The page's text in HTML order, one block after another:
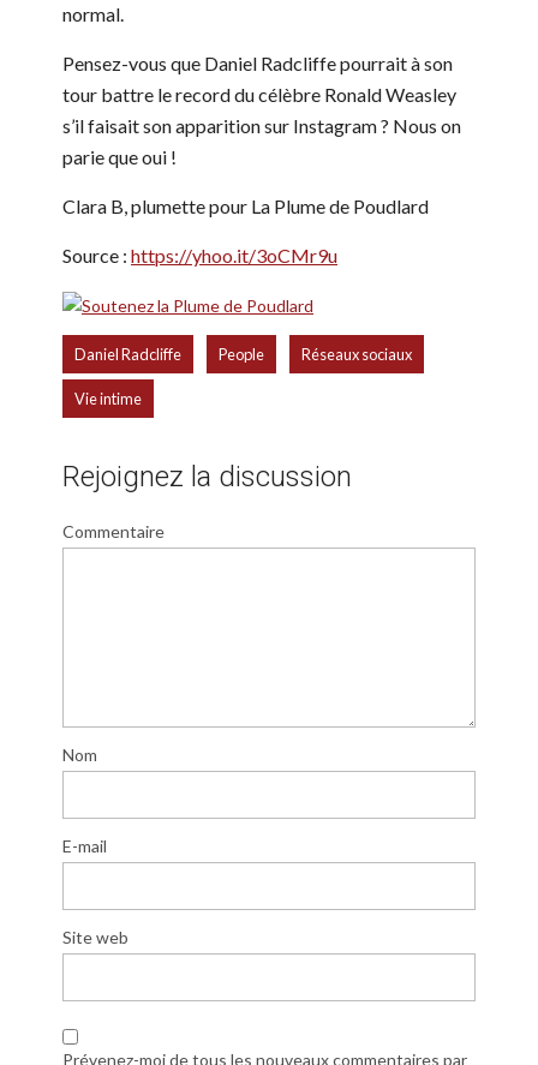
normal.
Pensez-vous que Daniel Radcliffe pourrait à son
tour battre le record du célèbre Ronald Weasley
s’il faisait son apparition sur Instagram ? Nous on
parie que oui !
Clara B, plumette pour La Plume de Poudlard
Source : https://yhoo.it/3oCMr9u
Daniel Radcliffe People Réseaux sociaux
Vie intime
Rejoignez la discussion
Commentaire
Nom
E-mail
Site web
Prévenez-moi de tous les nouveaux commentaires par